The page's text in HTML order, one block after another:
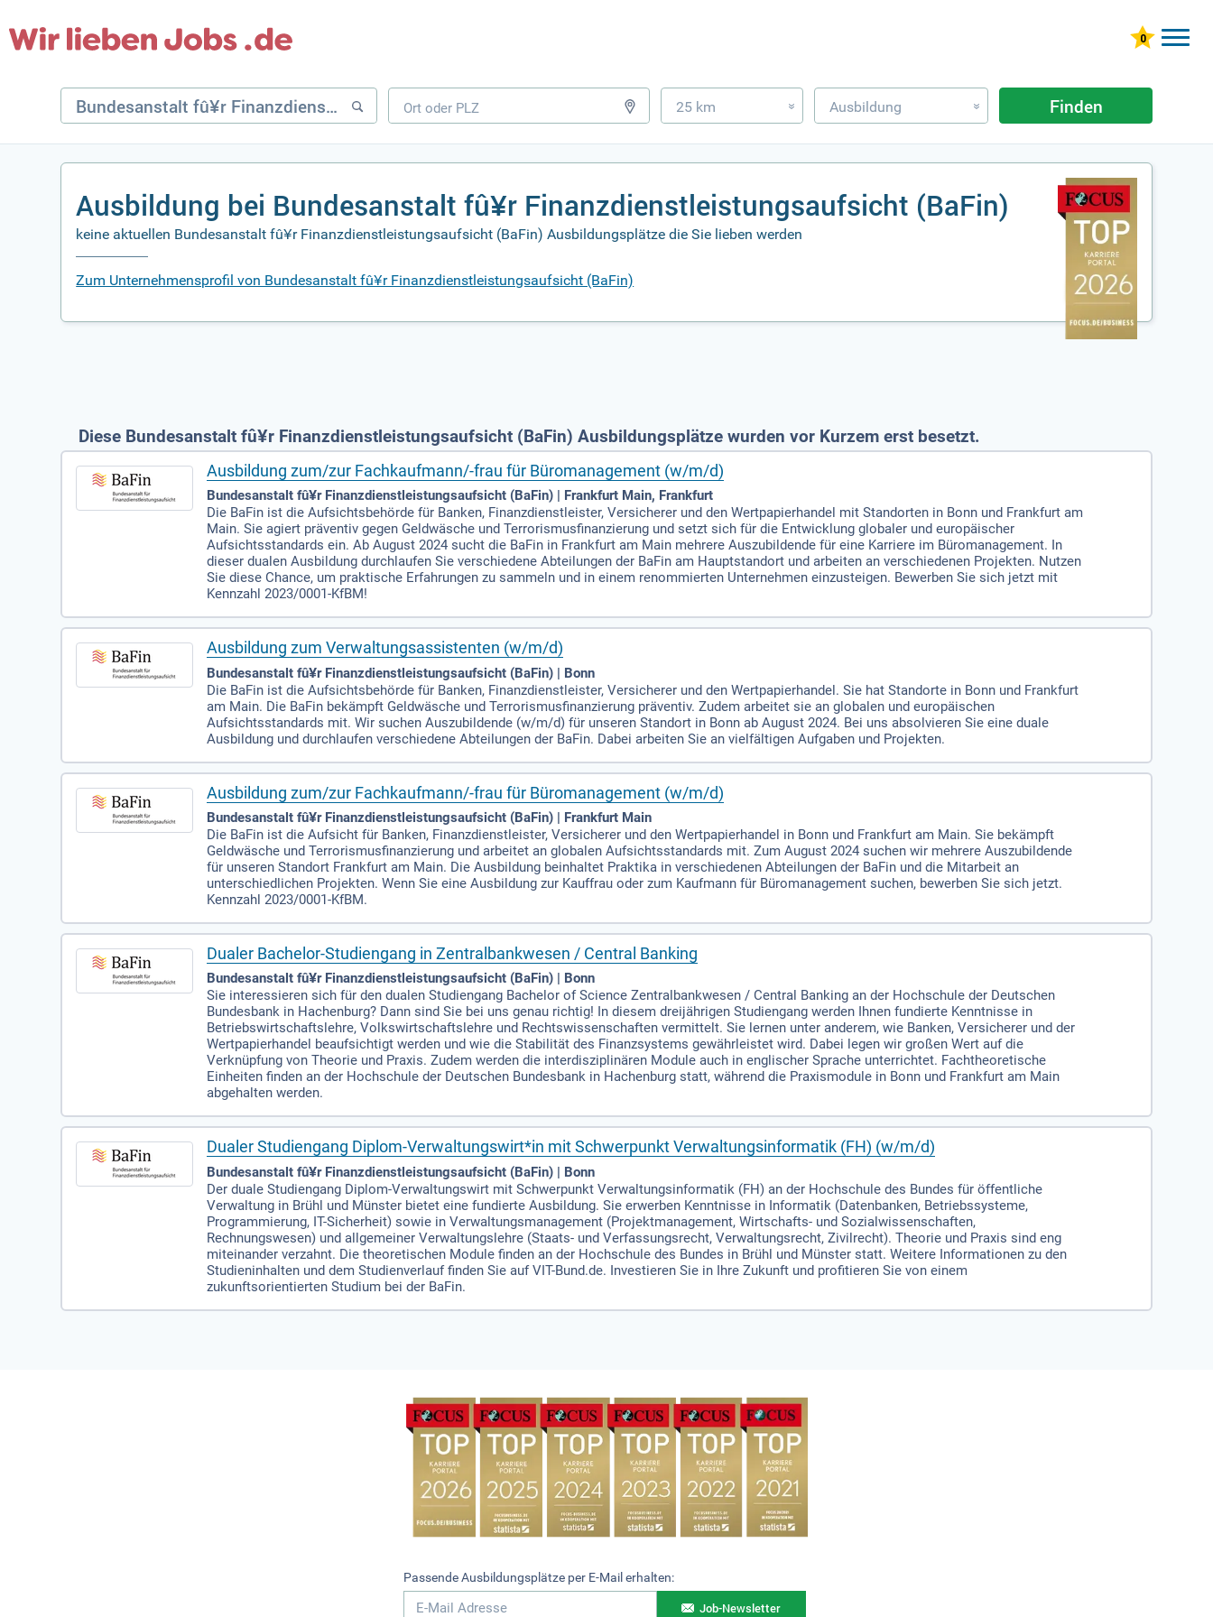
25 km » Ausbildung » Finden
Ausbildung bei Bundesanstalt fû¥r Finanzdienstleistungsaufsicht (BaFin)
keine aktuellen Bundesanstalt fû¥r Finanzdienstleistungsaufsicht (BaFin) Ausbildungsplätze die Sie lieben werden
Zum Unternehmensprofil von Bundesanstalt fû¥r Finanzdienstleistungsaufsicht (BaFin)
Diese Bundesanstalt fû¥r Finanzdienstleistungsaufsicht (BaFin) Ausbildungsplätze wurden vor Kurzem erst besetzt.
Ausbildung zum/zur Fachkaufmann/-frau für Büromanagement (w/m/d)
Bundesanstalt fû¥r Finanzdienstleistungsaufsicht (BaFin) | Frankfurt Main, Frankfurt
Die BaFin ist die Aufsichtsbehörde für Banken, Finanzdienstleister, Versicherer und den Wertpapierhandel mit Standorten in Bonn und Frankfurt am
Main. Sie agiert präventiv gegen Geldwäsche und Terrorismusfinanzierung und setzt sich für die Entwicklung globaler und europäischer
Aufsichtsstandards ein. Ab August 2024 sucht die BaFin in Frankfurt am Main mehrere Auszubildende für eine Karriere im Büromanagement. In
dieser dualen Ausbildung durchlaufen Sie verschiedene Abteilungen der BaFin am Hauptstandort und arbeiten an verschiedenen Projekten. Nutzen
Sie diese Chance, um praktische Erfahrungen zu sammeln und in einem renommierten Unternehmen einzusteigen. Bewerben Sie sich jetzt mit
Kennzahl 2023/0001-KfBM!
Ausbildung zum Verwaltungsassistenten (w/m/d)
Bundesanstalt fû¥r Finanzdienstleistungsaufsicht (BaFin) | Bonn
Die BaFin ist die Aufsichtsbehörde für Banken, Finanzdienstleister, Versicherer und den Wertpapierhandel. Sie hat Standorte in Bonn und Frankfurt
am Main. Die BaFin bekämpft Geldwäsche und Terrorismusfinanzierung präventiv. Zudem arbeitet sie an globalen und europäischen
Aufsichtsstandards mit. Wir suchen Auszubildende (w/m/d) für unseren Standort in Bonn ab August 2024. Bei uns absolvieren Sie eine duale
Ausbildung und durchlaufen verschiedene Abteilungen der BaFin. Dabei arbeiten Sie an vielfältigen Aufgaben und Projekten.
Ausbildung zum/zur Fachkaufmann/-frau für Büromanagement (w/m/d)
Bundesanstalt fû¥r Finanzdienstleistungsaufsicht (BaFin) | Frankfurt Main
Die BaFin ist die Aufsicht für Banken, Finanzdienstleister, Versicherer und den Wertpapierhandel in Bonn und Frankfurt am Main. Sie bekämpft
Geldwäsche und Terrorismusfinanzierung und arbeitet an globalen Aufsichtsstandards mit. Zum August 2024 suchen wir mehrere Auszubildende
für unseren Standort Frankfurt am Main. Die Ausbildung beinhaltet Praktika in verschiedenen Abteilungen der BaFin und die Mitarbeit an
unterschiedlichen Projekten. Wenn Sie eine Ausbildung zur Kauffrau oder zum Kaufmann für Büromanagement suchen, bewerben Sie sich jetzt.
Kennzahl 2023/0001-KfBM.
Dualer Bachelor-Studiengang in Zentralbankwesen / Central Banking
Bundesanstalt fû¥r Finanzdienstleistungsaufsicht (BaFin) | Bonn
Sie interessieren sich für den dualen Studiengang Bachelor of Science Zentralbankwesen / Central Banking an der Hochschule der Deutschen
Bundesbank in Hachenburg? Dann sind Sie bei uns genau richtig! In diesem dreijährigen Studiengang werden Ihnen fundierte Kenntnisse in
Betriebswirtschaftslehre, Volkswirtschaftslehre und Rechtswissenschaften vermittelt. Sie lernen unter anderem, wie Banken, Versicherer und der
Wertpapierhandel beaufsichtigt werden und wie die Stabilität des Finanzsystems gewährleistet wird. Dabei legen wir großen Wert auf die
Verknüpfung von Theorie und Praxis. Zudem werden die interdisziplinären Module auch in englischer Sprache unterrichtet. Fachtheoretische
Einheiten finden an der Hochschule der Deutschen Bundesbank in Hachenburg statt, während die Praxismodule in Bonn und Frankfurt am Main
abgehalten werden.
Dualer Studiengang Diplom-Verwaltungswirt*in mit Schwerpunkt Verwaltungsinformatik (FH) (w/m/d)
Bundesanstalt fû¥r Finanzdienstleistungsaufsicht (BaFin) | Bonn
Der duale Studiengang Diplom-Verwaltungswirt mit Schwerpunkt Verwaltungsinformatik (FH) an der Hochschule des Bundes für öffentliche
Verwaltung in Brühl und Münster bietet eine fundierte Ausbildung. Sie erwerben Kenntnisse in Informatik (Datenbanken, Betriebssysteme,
Programmierung, IT-Sicherheit) sowie in Verwaltungsmanagement (Projektmanagement, Wirtschafts- und Sozialwissenschaften,
Rechnungswesen) und allgemeiner Verwaltungslehre (Staats- und Verfassungsrecht, Verwaltungsrecht, Zivilrecht). Theorie und Praxis sind eng
miteinander verzahnt. Die theoretischen Module finden an der Hochschule des Bundes in Brühl und Münster statt. Weitere Informationen zu den
Studieninhalten und dem Studienverlauf finden Sie auf VIT-Bund.de. Investieren Sie in Ihre Zukunft und profitieren Sie von einem
zukunftsorientierten Studium bei der BaFin.
Passende Ausbildungsplätze per E-Mail erhalten:
Job-Newsletter